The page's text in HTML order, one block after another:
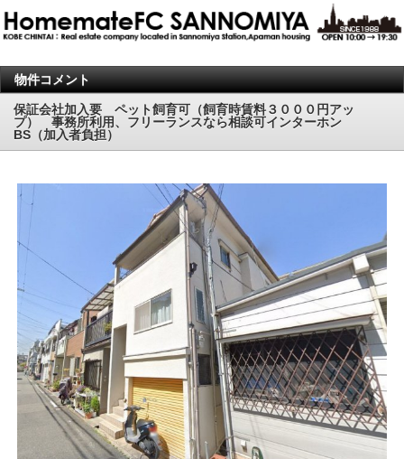
物件コメント
保証会社加入要 ペット飼育可（飼育時賃料３０００円アッ
プ） 事務所利用、フリーランスなら相談可インターホン
BS（加入者負担）